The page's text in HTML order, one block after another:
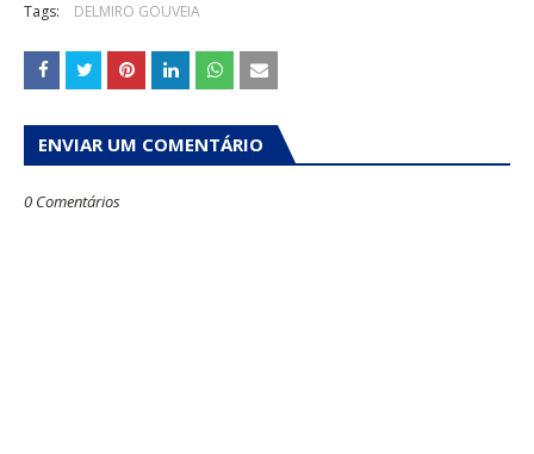
Tags: DELMIRO GOUVEIA
ENVIAR UM COMENTÁRIO
0 Comentários